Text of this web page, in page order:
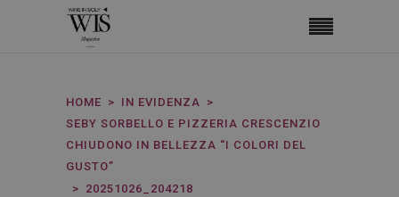
HOME
IN EVIDENZA
SEBY SORBELLO E PIZZERIA CRESCENZIO
CHIUDONO IN BELLEZZA “I COLORI DEL
GUSTO”
20251026_204218